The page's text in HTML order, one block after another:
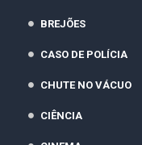
BREJÕES
CASO DE POLÍCIA
CHUTE NO VÁCUO
CIÊNCIA